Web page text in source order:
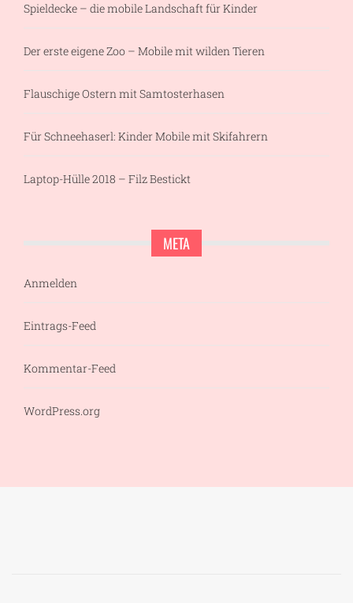
Spieldecke – die mobile Landschaft für Kinder
Der erste eigene Zoo – Mobile mit wilden Tieren
Flauschige Ostern mit Samtosterhasen
Für Schneehaserl: Kinder Mobile mit Skifahrern
Laptop-Hülle 2018 – Filz Bestickt
META
Anmelden
Eintrags-Feed
Kommentar-Feed
WordPress.org